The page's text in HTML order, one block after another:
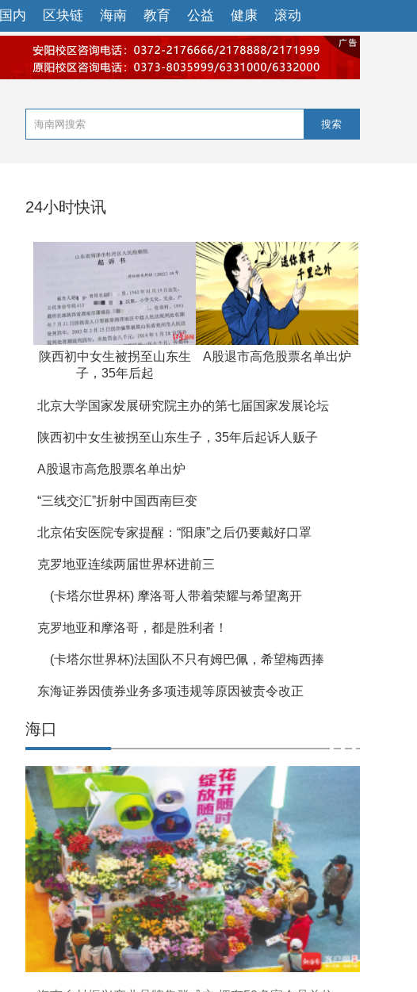
国内 区块链 海南 教育 公益 健康 滚动
搜索
24小时快讯
陕西初中女生被拐至山东生
子，35年后起
A股退市高危股票名单出炉
北京大学国家发展研究院主办的第七届国家发展论坛
陕西初中女生被拐至山东生子，35年后起诉人贩子
A股退市高危股票名单出炉
“三线交汇”折射中国西南巨变
北京佑安医院专家提醒：“阳康”之后仍要戴好口罩
克罗地亚连续两届世界杯进前三
(卡塔尔世界杯) 摩洛哥人带着荣耀与希望离开
克罗地亚和摩洛哥，都是胜利者！
(卡塔尔世界杯)法国队不只有姆巴佩，希望梅西捧
东海证券因债券业务多项违规等原因被责令改正
海口